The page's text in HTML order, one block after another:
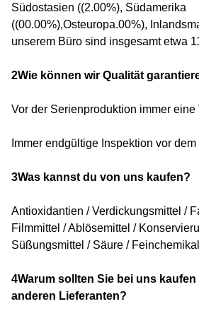
Südostasien ((2.00%), Südamerika
((00.00%),Osteuropa.00%),
unserem Büro sind insgesamt etwa
2Wie können wir Qualität
Vor der Serienproduktion immer
Immer endgültige Inspektion vor dem
3Was kannst du von uns kaufen?
Antioxidantien / Verdickungsmittel /
Filmmittel / Ablösemittel /
Süßungsmittel / Säure /
4Warum sollten Sie bei uns
anderen Lieferanten?